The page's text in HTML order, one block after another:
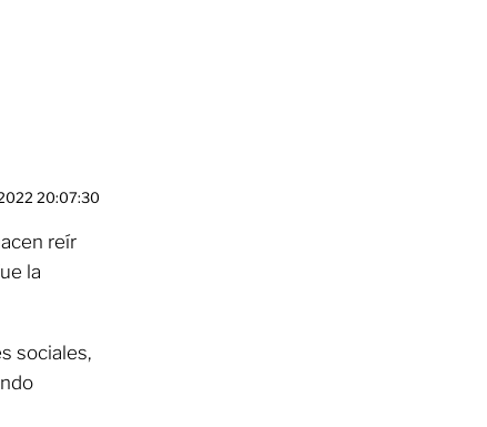
20:07:30
reír
la
sociales,